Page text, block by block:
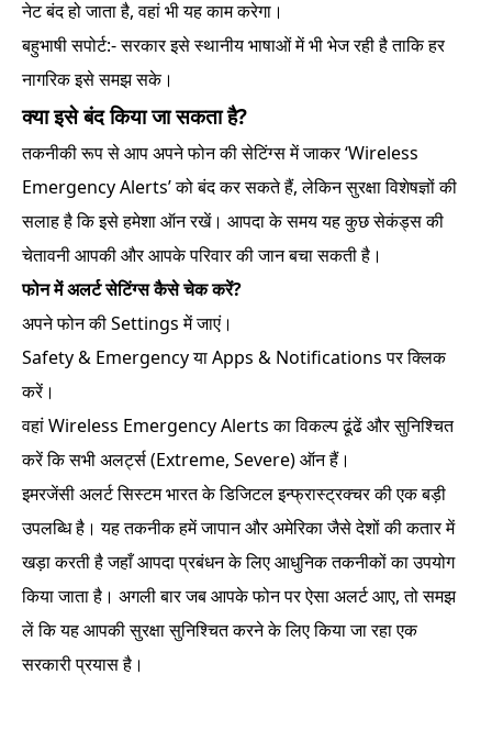
नेट बंद हो जाता है, वहां भी यह काम करेगा।
बहुभाषी सपोर्ट:- सरकार इसे स्थानीय भाषाओं में भी भेज रही है ताकि हर
नागरिक इसे समझ सके।
क्या इसे बंद किया जा सकता है?
तकनीकी रूप से आप अपने फोन की सेटिंग्स में जाकर ‘Wireless
Emergency Alerts’ को बंद कर सकते हैं, लेकिन सुरक्षा विशेषज्ञों की
सलाह है कि इसे हमेशा ऑन रखें। आपदा के समय यह कुछ सेकंड्स की
चेतावनी आपकी और आपके परिवार की जान बचा सकती है।
फोन में अलर्ट सेटिंग्स कैसे चेक करें?
अपने फोन की Settings में जाएं।
Safety & Emergency या Apps & Notifications पर क्लिक
करें।
वहां Wireless Emergency Alerts का विकल्प ढूंढें और सुनिश्चित
करें कि सभी अलर्ट्स (Extreme, Severe) ऑन हैं।
इमरजेंसी अलर्ट सिस्टम भारत के डिजिटल इन्फ्रास्ट्रक्चर की एक बड़ी
उपलब्धि है। यह तकनीक हमें जापान और अमेरिका जैसे देशों की कतार में
खड़ा करती है जहाँ आपदा प्रबंधन के लिए आधुनिक तकनीकों का उपयोग
किया जाता है। अगली बार जब आपके फोन पर ऐसा अलर्ट आए, तो समझ
लें कि यह आपकी सुरक्षा सुनिश्चित करने के लिए किया जा रहा एक
सरकारी प्रयास है।